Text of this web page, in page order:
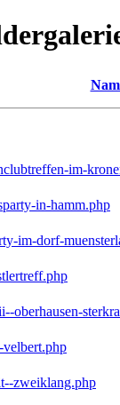
im-
in-hamm.php
im-dorf-
oberhausen-
zweiklang.php